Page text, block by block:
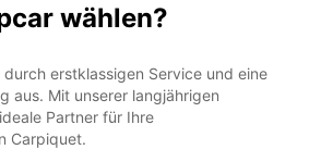
wählen?
erstklassigen Service und eine
aus. Mit unserer langjährigen
Partner für Ihre
Carpiquet.